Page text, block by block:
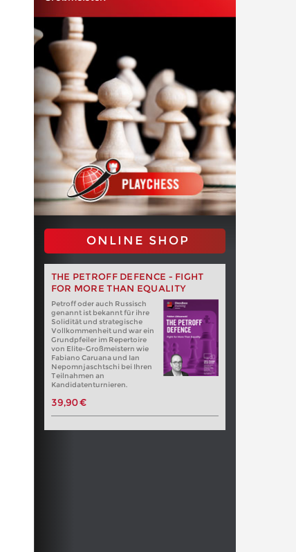
ONLINE SHOP
THE PETROFF DEFENCE - FIGHT
FOR MORE THAN EQUALITY
Petroff oder auch Russisch
genannt ist bekannt für ihre
Solidität und strategische
Vollkommenheit und war ein
Grundpfeiler im Repertoire
von Elite-Großmeistern wie
Fabiano Caruana und Ian
Nepomnjaschtschi bei Ihren
Teilnahmen an
Kandidatenturnieren.
39,90 €